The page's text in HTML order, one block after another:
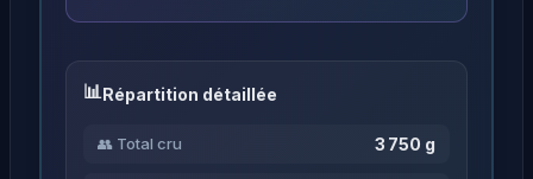
Répartition détaillée
👥 Total cru 3 750 g